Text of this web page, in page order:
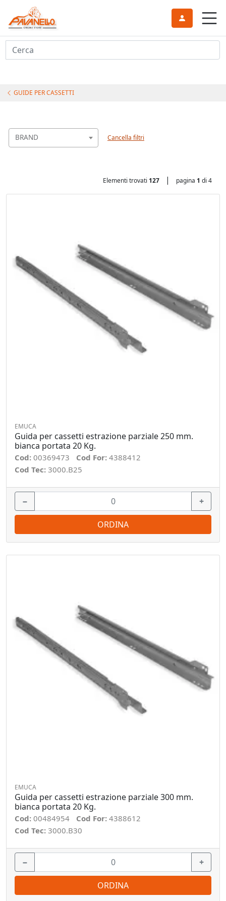
Cerca
GUIDE PER CASSETTI
BRAND Cancella filtri
Elementi trovati 127 | pagina 1 di 4
EMUCA
Guida per cassetti estrazione parziale 250 mm.
bianca portata 20 Kg.
Cod: 00369473 Cod For: 4388412
Cod Tec: 3000.B25
− +
ORDINA
EMUCA
Guida per cassetti estrazione parziale 300 mm.
bianca portata 20 Kg.
Cod: 00484954 Cod For: 4388612
Cod Tec: 3000.B30
− +
ORDINA